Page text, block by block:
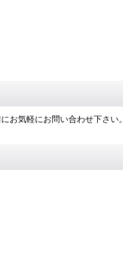
お気軽にお問い合わせ下さい。